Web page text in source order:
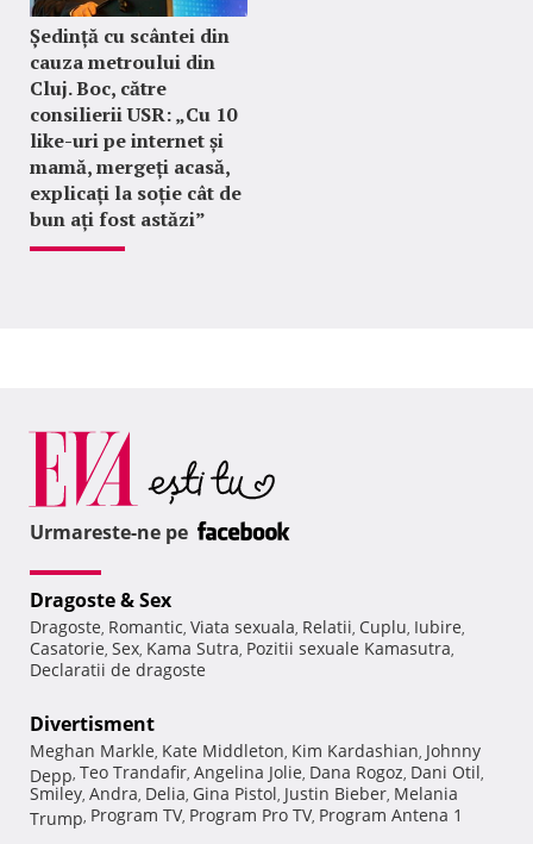
Ședință cu scântei din
cauza metroului din
Cluj. Boc, către
consilierii USR: „Cu 10
like-uri pe internet și
mamă, mergeți acasă,
explicați la soție cât de
bun ați fost astăzi”
Urmareste-ne pe
Dragoste & Sex
Dragoste, Romantic, Viata sexuala, Relatii, Cuplu, Iubire,
Casatorie, Sex, Kama Sutra, Pozitii sexuale Kamasutra,
Declaratii de dragoste
Divertisment
Meghan Markle, Kate Middleton, Kim Kardashian, Johnny
Depp, Teo Trandafir, Angelina Jolie, Dana Rogoz, Dani Otil,
Smiley, Andra, Delia, Gina Pistol, Justin Bieber, Melania
Trump, Program TV, Program Pro TV, Program Antena 1